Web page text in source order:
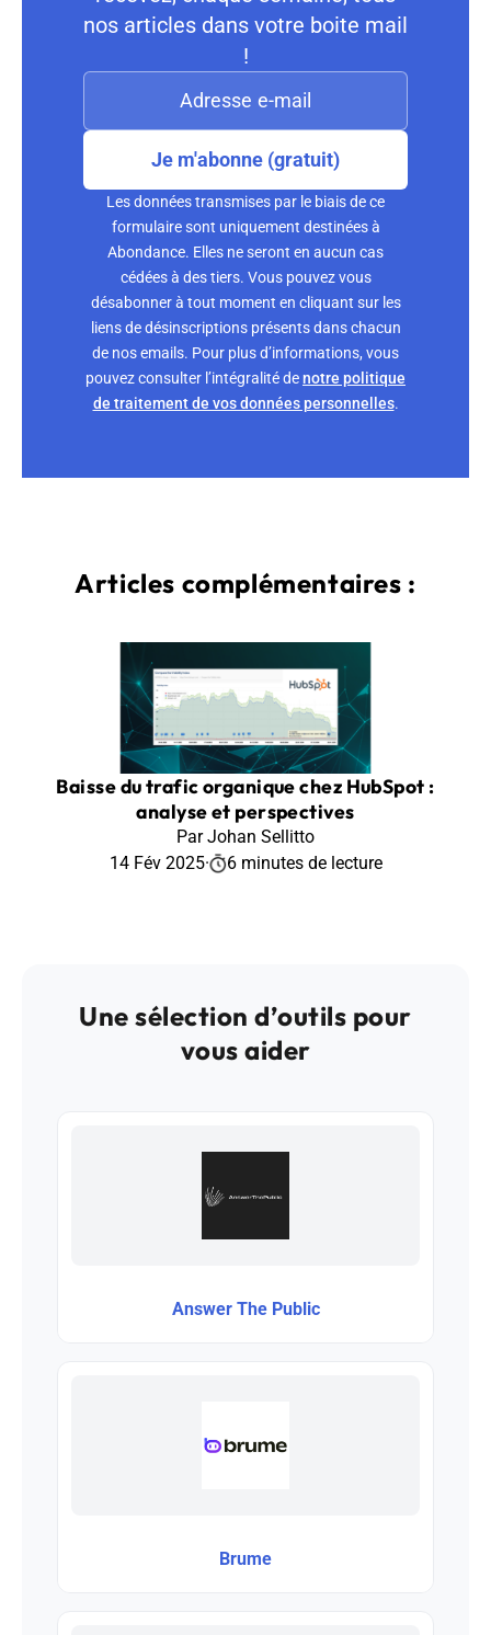
nos articles dans votre boite mail
!
Je m'abonne (gratuit)
Les données transmises par le biais de ce
formulaire sont uniquement destinées à
Abondance. Elles ne seront en aucun cas
cédées à des tiers. Vous pouvez vous
désabonner à tout moment en cliquant sur les
liens de désinscriptions présents dans chacun
de nos emails. Pour plus d’informations, vous
pouvez consulter l’intégralité denotre politique
de traitement de vos données personnelles.
Articles complémentaires :
Baisse du trafic organique chez HubSpot :
analyse et perspectives
Par Johan Sellitto
14 Fév 2025· 6 minutes de lecture
Une sélection d’outils pour
vous aider
Answer The Public
Brume